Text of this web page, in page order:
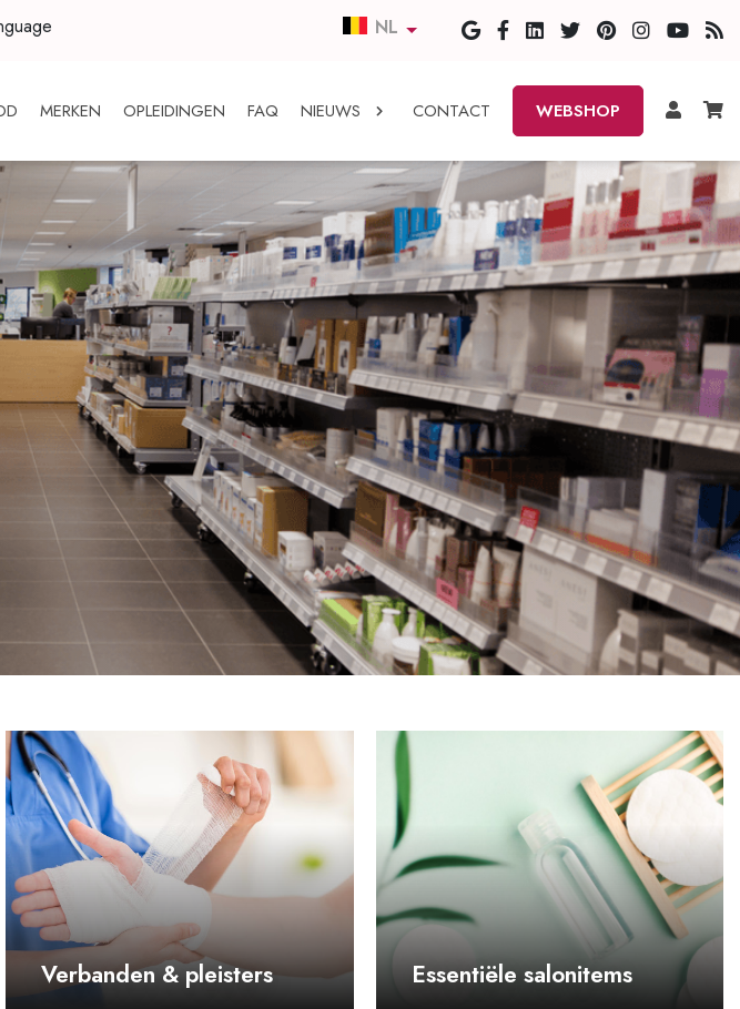
NL
MERKEN OPLEIDINGEN FAQ NIEUWS CONTACT WEBSHOP
Verbanden & pleisters Essentiële salonitems